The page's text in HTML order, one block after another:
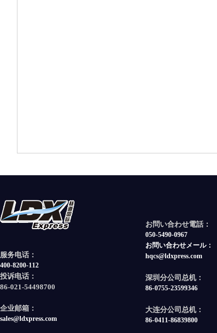
服务电话：
400-8200-112
投诉电话：
86-021-54498700
企业邮箱：
sales@ldxpress.com
お問い合わせ電話：
050-5490-0967
お問い合わせメール：
hqcs@ldxpress.com
深圳分公司总机：
86-0755-23599346
大连分公司总机：
86-0411-86839800